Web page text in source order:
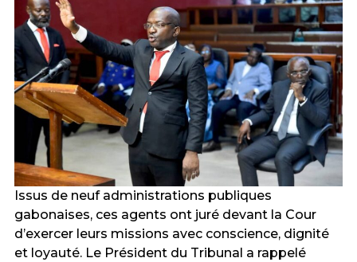
Issus de neuf administrations publiques
gabonaises, ces agents ont juré devant la Cour
d’exercer leurs missions avec conscience, dignité
et loyauté. Le Président du Tribunal a rappelé